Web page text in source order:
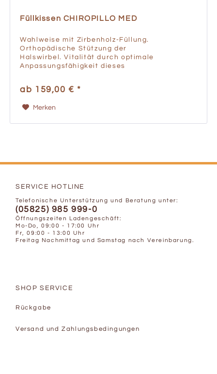
Füllkissen CHIROPILLO MED
Wahlweise mit Zirbenholz-Füllung.
Orthopädische Stützung der
Halswirbel. Vitalität durch optimale
Anpassungsfähigkeit dieses
dass sich Ihre...
ab 159,00 € *
Merken
SERVICE HOTLINE
Telefonische Unterstützung und Beratung unter:
(05825) 985 999-0
Öffnungszeiten Ladengeschäft:
Mo-Do, 09:00 - 17:00 Uhr
Fr, 09:00 - 13:00 Uhr
Freitag Nachmittag und Samstag nach Vereinbarung.
SHOP SERVICE
Rückgabe
Versand und Zahlungsbedingungen